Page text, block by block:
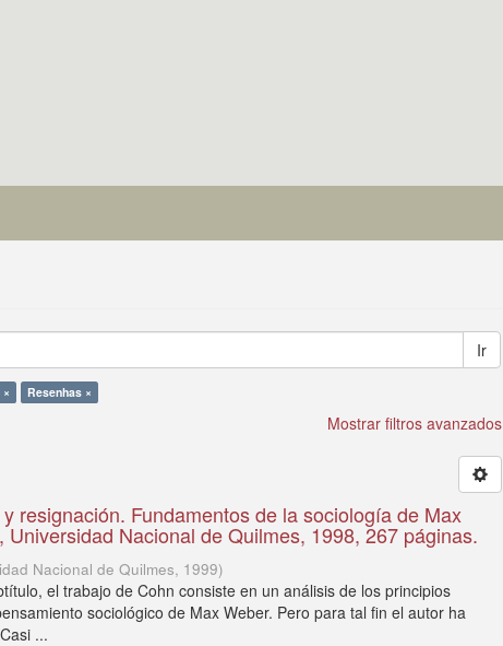
Ir
Resenhas ×
Mostrar filtros avanzados
resignación. Fundamentos de la sociología de Max
Universidad Nacional de Quilmes, 1998, 267 páginas.
Nacional de Quilmes, 1999)
el trabajo de Cohn consiste en un análisis de los principios
sociológico de Max Weber. Pero para tal fin el autor ha
...